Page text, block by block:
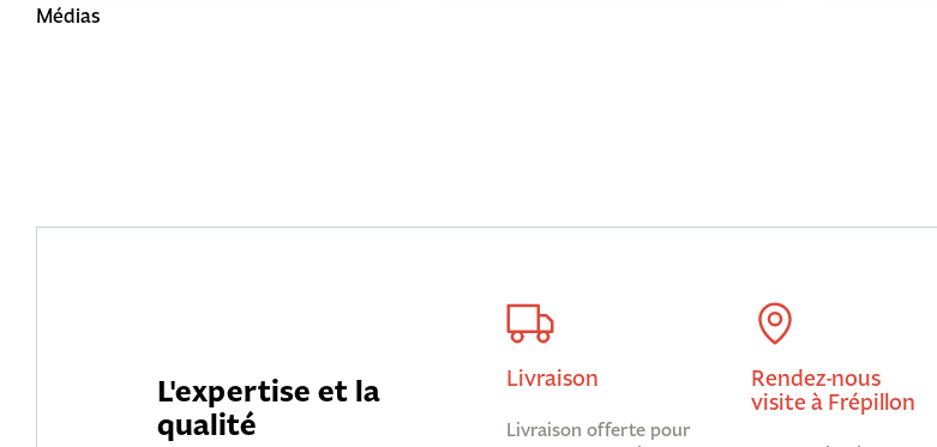
Médias
L'expertise et la
qualité
Livraison
Livraison offerte pour
Rendez-nous
visite à Frépillon